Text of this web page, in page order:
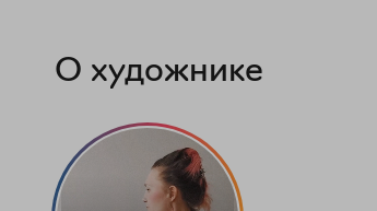
О художнике